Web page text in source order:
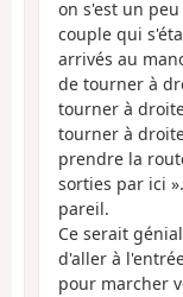
on s'est un
couple qui
arrivés au
de tourner à
tourner à
tourner à
prendre la
sorties par ici
pareil.
Ce serait
d'aller à
pour marcher